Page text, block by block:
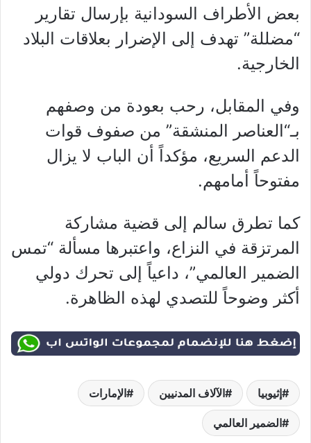
بعض الأطراف السودانية بإرسال تقارير
“مضللة” تهدف إلى الإضرار بعلاقات البلاد
الخارجية.
وفي المقابل، رحب بعودة من وصفهم
بـ“العناصر المنشقة” من صفوف قوات
الدعم السريع، مؤكداً أن الباب لا يزال
مفتوحاً أمامهم.
كما تطرق سالم إلى قضية مشاركة
المرتزقة في النزاع، واعتبرها مسألة “تمس
الضمير العالمي”، داعياً إلى تحرك دولي
أكثر وضوحاً للتصدي لهذه الظاهرة.
إثيوبيا الآلاف المدنيين الإمارات
الضمير العالمي